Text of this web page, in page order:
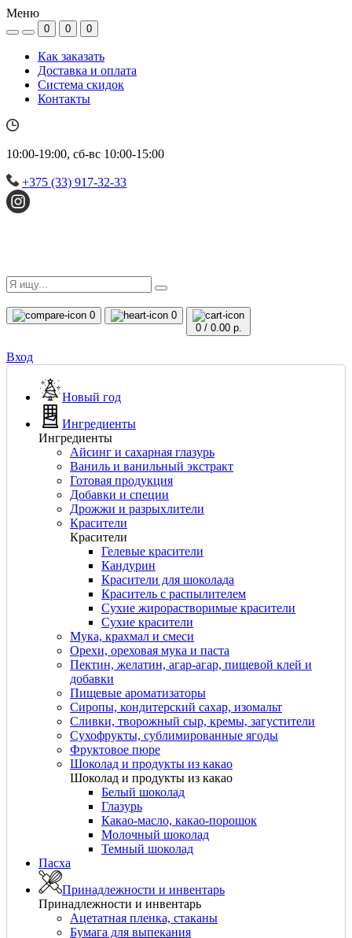
Меню
0 0 0
Как заказать
Доставка и оплата
Система скидок
Контакты
10:00-19:00, сб-вс 10:00-15:00
+375 (33) 917-32-33
0
0
0/ 0.00 р.
Вход
Новый год
Ингредиенты
Ингредиенты
Айсинг и сахарная глазурь
Ваниль и ванильный экстракт
Готовая продукция
Добавки и специи
Дрожжи и разрыхлители
Красители
Красители
Гелевые красители
Кандурин
Красители для шоколада
Краситель с распылителем
Сухие жирорастворимые красители
Сухие красители
Мука, крахмал и смеси
Орехи, ореховая мука и паста
Пектин, желатин, агар-агар, пищевой клей и
добавки
Пищевые ароматизаторы
Сиропы, кондитерский сахар, изомальт
Сливки, творожный сыр, кремы, загустители
Сухофрукты, сублимированные ягоды
Фруктовое пюре
Шоколад и продукты из какао
Шоколад и продукты из какао
Белый шоколад
Глазурь
Какао-масло, какао-порошок
Молочный шоколад
Темный шоколад
Пасха
Принадлежности и инвентарь
Принадлежности и инвентарь
Ацетатная пленка, стаканы
Бумага для выпекания